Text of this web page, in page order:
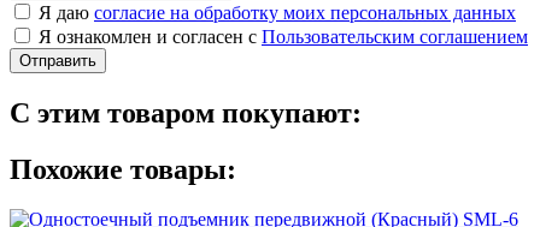
Я даю согласие на обработку моих персональных данных
Я ознакомлен и согласен с Пользовательским соглашением
Отправить
С этим товаром покупают:
Похожие товары: